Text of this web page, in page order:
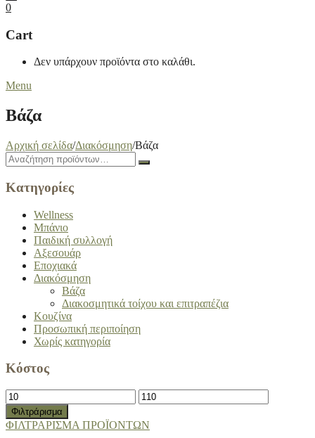
Search
0
Cart
Δεν υπάρχουν προϊόντα στο καλάθι.
Menu
Βάζα
Αρχική σελίδα/Διακόσμηση/Βάζα
Close
drawer
Search
for:
Search
Κατηγορίες
Wellness
Μπάνιο
Παιδική συλλογή
Αξεσουάρ
Εποχιακά
Διακόσμηση
Βάζα
Διακοσμητικά τοίχου και επιτραπέζια
Κουζίνα
Προσωπική περιποίηση
Χωρίς κατηγορία
Κόστος
Ελάχιστη
τιμή
Μέγιστη
τιμή
Φιλτράρισμα
ΦΙΛΤΡΑΡΙΣΜΑ ΠΡΟΪΟΝΤΩΝ